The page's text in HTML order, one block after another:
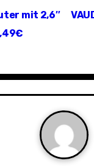
mit 2,6″